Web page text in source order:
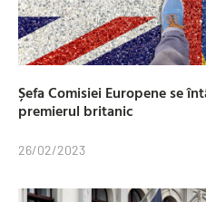
Șefa Comisiei Europene se
premierul britanic
26/02/2023